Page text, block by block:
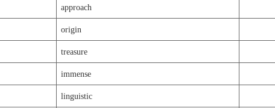
approach
origin
treasure
immense
linguistic